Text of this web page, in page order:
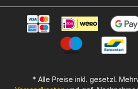
* Alle Preise inkl. gesetzl.